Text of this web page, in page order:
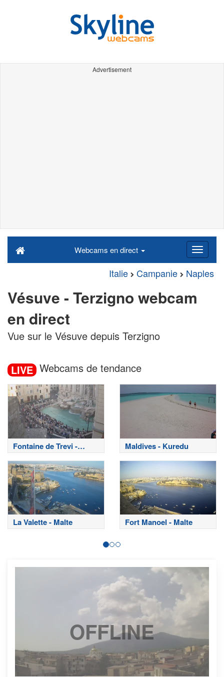
Advertisement
Webcams en direct
Italie Campanie Naples
Vésuve - Terzigno webcam
en direct
Vue sur le Vésuve depuis Terzigno
LIVE Webcams de tendance
Fontaine de Trevi -
Rome
Maldives - Kuredu
La Valette - Malte Fort Manoel - Malte
OFFLINE